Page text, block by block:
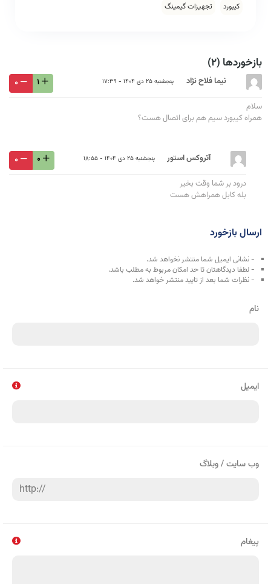
کیبورد تجهیزات گیمینگ
بازخوردها (2)
نیما فلاح نژاد پنجشنبه 25 دی 1404 - 17:39 1
0
سلام
همراه کیبورد سیم هم برای اتصال هست؟
آتروکس استور پنجشنبه 25 دی 1404 - 18:55 0
0
درود بر شما وقت بخیر
بله کابل همراهش هست
ارسال بازخورد
- نشانی ایمیل شما منتشر نخواهد شد.
- لطفا دیدگاهتان تا حد امکان مربوط به مطلب باشد.
- نظرات شما بعد از تایید منتشر خواهد شد.
نام
ایمیل
وب سایت / وبلاگ
پیغام